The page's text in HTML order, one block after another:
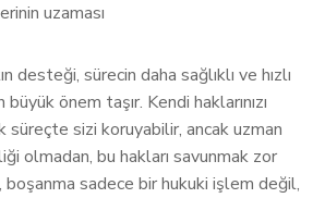
uzaması
desteği, sürecin daha sağlıklı ve hızlı
önem taşır. Kendi haklarınızı
süreçte sizi koruyabilir, ancak uzman
olmadan, bu hakları savunmak zor
boşanma sadece bir hukuki işlem değil,